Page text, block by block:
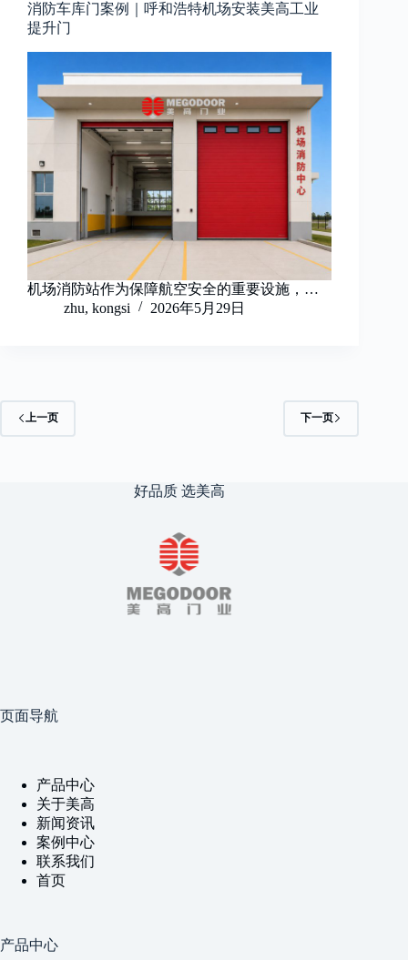
消防车库门案例｜呼和浩特机场安装美高工业
提升门
机场消防站作为保障航空安全的重要设施，…
zhu, kongsi
2026年5月29日
上一页 下一页
好品质 选美高
页面导航
产品中心
关于美高
新闻资讯
案例中心
联系我们
首页
产品中心